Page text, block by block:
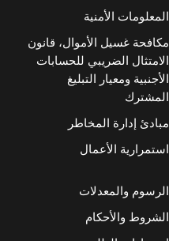
المعلومات الأمنية
مكافحة غسيل الأموال، قانون
الامتثال الضريبي للحسابات
الأجنبية ومعيار التبليغ
المشترك
مبادئ إدارة المخاطر
استمرارية الأعمال
الرسوم والمعدلات
الشروط والأحكام